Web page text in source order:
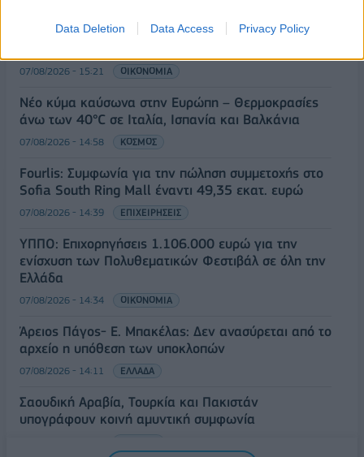
Data Deletion Data Access Privacy Policy
Χρηματιστήριο: Στις 2.623,19 μονάδες ο Γενικός
07/08/2026 - 15:21 ΟΙΚΟΝΟΜΙΑ
Νέο κύμα καύσωνα στην Ευρώπη – Θερμοκρασίες
άνω των 40°C σε Ιταλία, Ισπανία και Βαλκάνια
07/08/2026 - 14:58 ΚΟΣΜΟΣ
Fourlis: Συμφωνία για την πώληση συμμετοχής στο
Sofia South Ring Mall έναντι 49,35 εκατ. ευρώ
07/08/2026 - 14:39 ΕΠΙΧΕΙΡΗΣΕΙΣ
ΥΠΠΟ: Επιχορηγήσεις 1.106.000 ευρώ για την
ενίσχυση των Πολυθεματικών Φεστιβάλ σε όλη την
Ελλάδα
07/08/2026 - 14:34 ΟΙΚΟΝΟΜΙΑ
Άρειος Πάγος- Ε. Μπακέλας: Δεν ανασύρεται από το
αρχείο η υπόθεση των υποκλοπών
07/08/2026 - 14:11 ΕΛΛΑΔΑ
Σαουδική Αραβία, Τουρκία και Πακιστάν
υπογράφουν κοινή αμυντική συμφωνία